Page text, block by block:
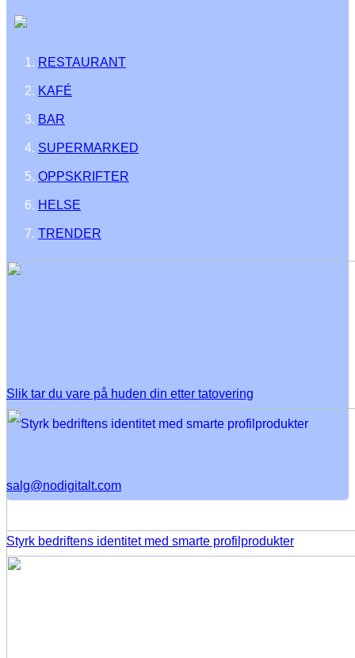
RESTAURANT
KAFÉ
BAR
SUPERMARKED
OPPSKRIFTER
HELSE
TRENDER
Slik tar du vare på huden din etter tatovering
Styrk bedriftens identitet med smarte profilprodukter
salg@nodigitalt.com